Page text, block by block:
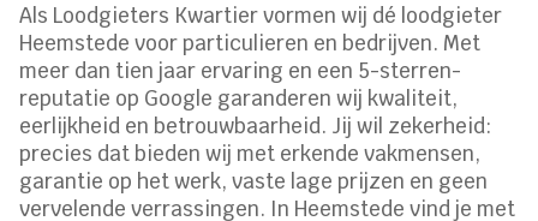
Als Loodgieters Kwartier vormen wij dé loodgieter
Heemstede voor particulieren en bedrijven. Met
meer dan tien jaar ervaring en een 5-sterren-
reputatie op Google garanderen wij kwaliteit,
eerlijkheid en betrouwbaarheid. Jij wil zekerheid:
precies dat bieden wij met erkende vakmensen,
garantie op het werk, vaste lage prijzen en geen
vervelende verrassingen. In Heemstede vind je met